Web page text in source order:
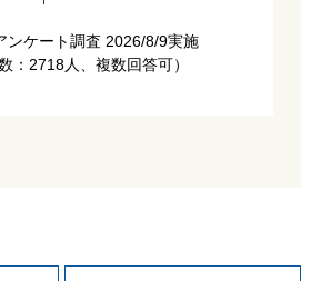
ンケート調査 2026/8/9実施
：2718人、複数回答可）